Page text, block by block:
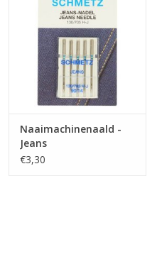
Naaimachinenaald -
Jeans
€3,30